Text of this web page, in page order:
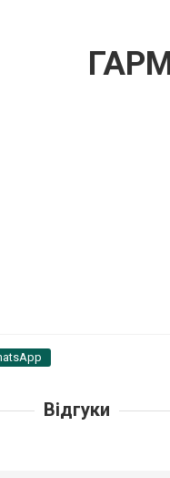
Відгуки